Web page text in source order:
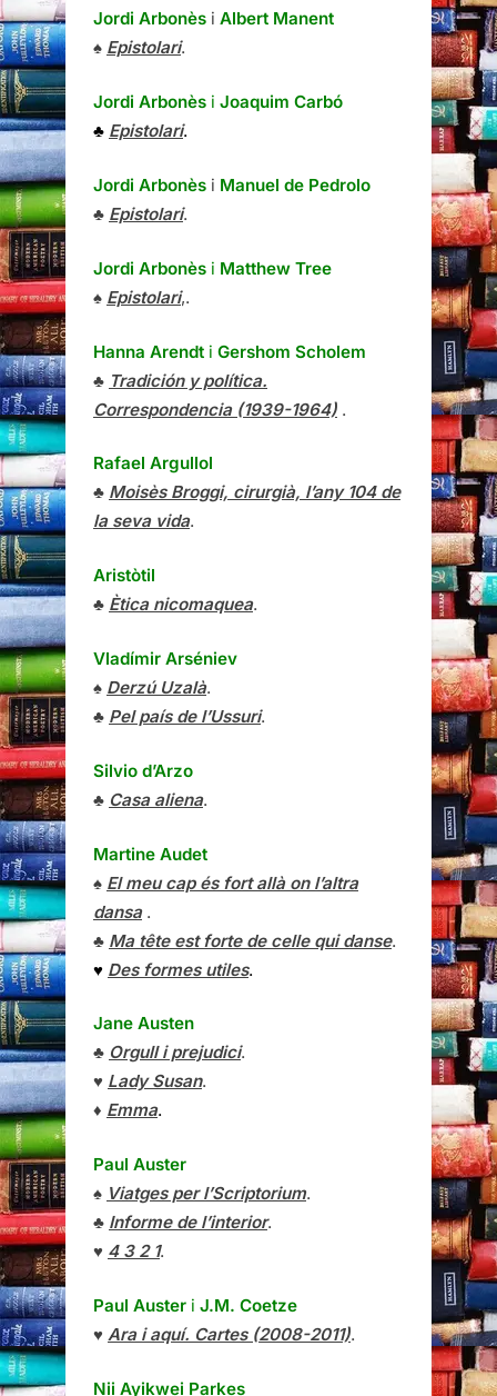
Jordi Arbonès i Albert Manent
♠ Epistolari.
Jordi Arbonès i Joaquim Carbó
♣ Epistolari.
Jordi Arbonès i Manuel de Pedrolo
♣ Epistolari.
Jordi Arbonès i Matthew Tree
♠ Epistolari,.
Hanna Arendt i Gershom Scholem
♣ Tradición y política.
Correspondencia (1939-1964) .
Rafael Argullol
♣ Moisès Broggi, cirurgià, l’any 104 de
la seva vida.
Aristòtil
♣ Ètica nicomaquea.
Vladímir Arséniev
♠ Derzú Uzalà.
♣ Pel país de l’Ussuri.
Silvio d’Arzo
♣ Casa aliena.
Martine Audet
♠ El meu cap és fort allà on l’altra
dansa.
♣ Ma tête est forte de celle qui danse.
♥ Des formes utiles.
Jane Austen
♣ Orgull i prejudici.
♥ Lady Susan.
♦ Emma.
Paul Auster
♠ Viatges per l’Scriptorium.
♣ Informe de l’interior.
♥ 4 3 2 1.
Paul Auster i J.M. Coetze
♥ Ara i aquí. Cartes (2008-2011).
Nii Ayikwei Parkes